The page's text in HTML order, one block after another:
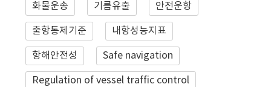
화물운송 기름유출 안전운항
출항통제기준 내항성능지표
항해안전성 Safe navigation
Regulation of vessel traffic control